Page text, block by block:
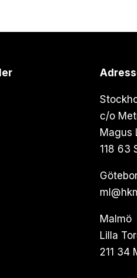
c/o
Magus
118 63
Malmö
Lilla
211 34